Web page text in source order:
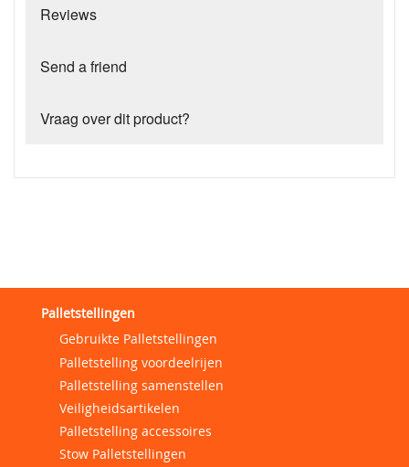
Reviews
Send a friend
Vraag over dit product?
Palletstellingen
Gebruikte Palletstellingen
Palletstelling voordeelrijen
Palletstelling samenstellen
Veiligheidsartikelen
Palletstelling accessoires
Stow Palletstellingen